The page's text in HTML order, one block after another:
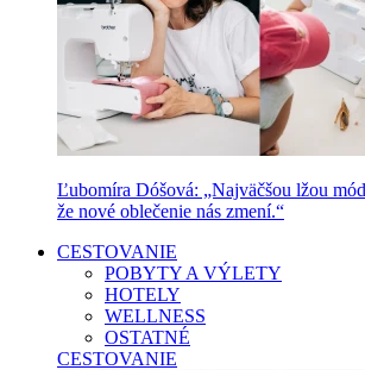
Ľubomíra Dóšová: „Najväčšou lžou
že nové oblečenie nás zmení.“
CESTOVANIE
POBYTY A VÝLETY
HOTELY
WELLNESS
OSTATNÉ
CESTOVANIE